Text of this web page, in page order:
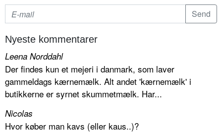
Nyeste kommentarer
Leena Norddahl
Der findes kun et mejeri i danmark, som laver
gammeldags kærnemælk. Alt andet 'kærnemælk' i
butikkerne er syrnet skummetmælk. Har...
Nicolas
Hvor køber man kavs (eller kaus..)?